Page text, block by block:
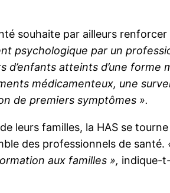
souhaite par ailleurs
psychologique par un
d’enfants atteints d’une forme
médicamenteux, une
de premiers symptômes ».
leurs familles, la HAS se
des professionnels de santé.
aux familles », indique-